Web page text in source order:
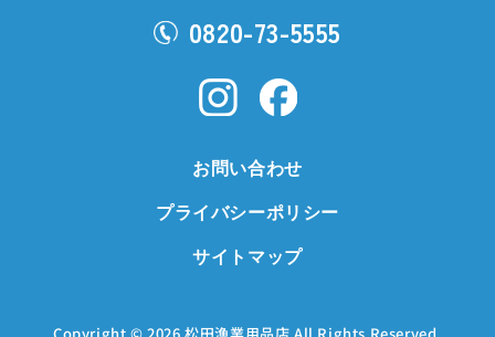
0820-73-5555
お問い合わせ
プライバシーポリシー
サイトマップ